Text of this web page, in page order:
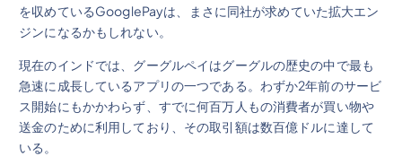
を収めているGooglePayは、まさに同社が求めていた拡大エン
ジンになるかもしれない。
現在のインドでは、グーグルペイはグーグルの歴史の中で最も
急速に成長しているアプリの一つである。わずか2年前のサービ
ス開始にもかかわらず、すでに何百万人もの消費者が買い物や
送金のために利用しており、その取引額は数百億ドルに達して
いる。